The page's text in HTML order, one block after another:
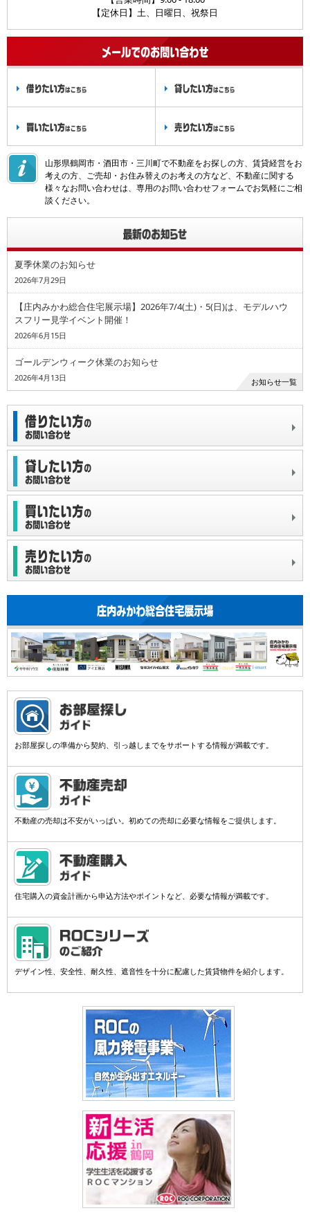
【定休日】土、日曜日、祝祭日
山形県鶴岡市・酒田市・三川町で不動産をお探しの方、賃貸経営をお
考えの方、ご売却・お住み替えのお考えの方など、不動産に関する
様々なお問い合わせは、専用のお問い合わせフォームでお気軽にご相
談ください。
夏季休業のお知らせ
2026年7月29日
【庄内みかわ総合住宅展示場】2026年7/4(土)・5(日)は、モデルハウ
スフリー見学イベント開催！
2026年6月15日
ゴールデンウィーク休業のお知らせ
2026年4月13日 お知らせ一覧
お部屋探しの準備から契約、引っ越しまでをサポートする情報が満載です。
不動産の売却は不安がいっぱい。初めての売却に必要な情報をご提供します。
住宅購入の資金計画から申込方法やポイントなど、必要な情報が満載です。
デザイン性、安全性、耐久性、遮音性を十分に配慮した賃貸物件を紹介します。